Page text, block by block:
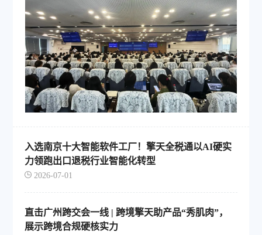
入选南京十大智能软件工厂！擎天全税通以AI硬实
力领跑出口退税行业智能化转型
2026-07-01
直击广州跨交会一线 | 跨境擎天助产品“秀肌肉”，
展示跨境合规硬核实力